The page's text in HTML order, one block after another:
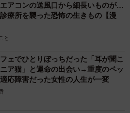
アコンの送風口から細長いものが…
療所を襲った恐怖の生きもの【漫
と
ェでひとりぼっちだった「耳が聞こ
ア猫」と運命の出会い→重度のペッ
適応障害だった女性の人生が一変